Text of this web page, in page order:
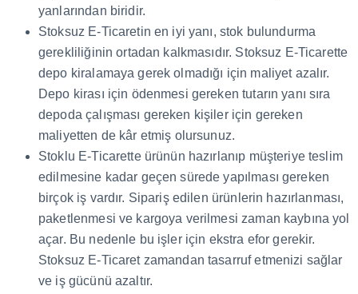
yanlarından biridir.
Stoksuz E-Ticaretin en iyi yanı, stok bulundurma
gerekliliğinin ortadan kalkmasıdır. Stoksuz E-Ticarette
depo kiralamaya gerek olmadığı için maliyet azalır.
Depo kirası için ödenmesi gereken tutarın yanı sıra
depoda çalışması gereken kişiler için gereken
maliyetten de kâr etmiş olursunuz.
Stoklu E-Ticarette ürünün hazırlanıp müşteriye teslim
edilmesine kadar geçen sürede yapılması gereken
birçok iş vardır. Sipariş edilen ürünlerin hazırlanması,
paketlenmesi ve kargoya verilmesi zaman kaybına yol
açar. Bu nedenle bu işler için ekstra efor gerekir.
Stoksuz E-Ticaret zamandan tasarruf etmenizi sağlar
ve iş gücünü azaltır.